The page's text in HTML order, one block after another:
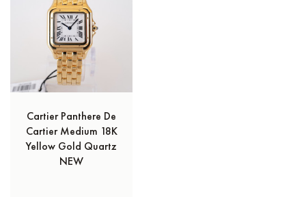
Cartier Panthere De
Cartier Medium 18K
Yellow Gold Quartz
NEW